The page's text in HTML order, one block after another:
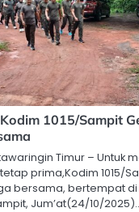
Kodim 1015/Sampit
Timur – Untuk
prima,Kodim 1015/
bersama, bertempat
Jum’at(24/10/